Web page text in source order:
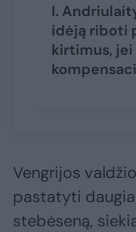
I.
idėją riboti
kirtimus,
Vengrijos
pastatyti
stebėseną,